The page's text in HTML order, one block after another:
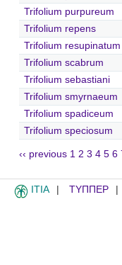
Trifolium purpureum
Trifolium repens
Trifolium resupinatum
Trifolium scabrum
Trifolium sebastiani
Trifolium smyrnaeum
Trifolium spadiceum
Trifolium speciosum
‹‹ previous 1 2 3 4 5 6
ITIA ΤΥΠΠΕΡ